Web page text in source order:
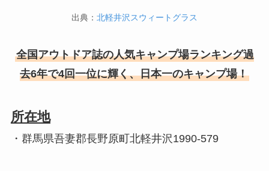
出典： 北軽井沢スウィートグラス
全国アウトドア誌の人気キャンプ場ランキング過
去6年で4回一位に輝く、日本一のキャンプ場！
所在地
・群馬県吾妻郡長野原町北軽井沢1990-579